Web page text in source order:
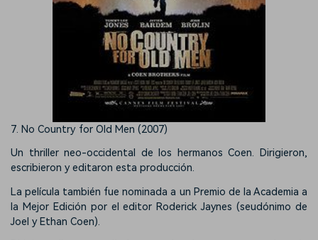
7. No Country for Old Men (2007)
Un thriller neo-occidental de los hermanos Coen. Dirigieron,
escribieron y editaron esta producción.
La película también fue nominada a un Premio de la Academia a
la Mejor Edición por el editor Roderick Jaynes (seudónimo de
Joel y Ethan Coen).